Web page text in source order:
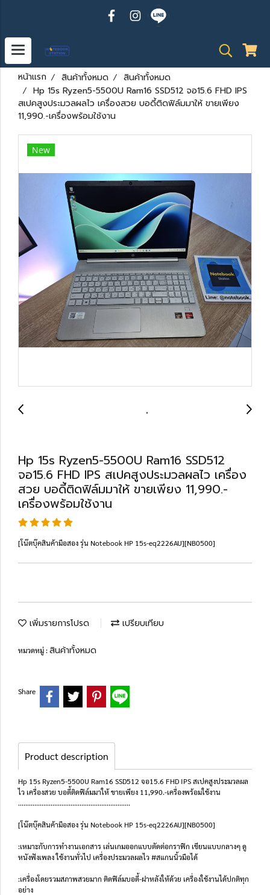
หน้าแรก สินค้าทั้งหมด
สินค้าทั้งหมด
Hp 15s Ryzen5-5500U Ram16 SSD512 จอ15.6 FHD IPS
สเปคสูงประมวลผลไว เครื่องสวย บอดี้ติดฟิล์มมาให้ ขายเพียง
11,990.-เครื่องพร้อมใช้งาน
New
Hp 15s Ryzen5-5500U Ram16 SSD512
จอ15.6 FHD IPS สเปคสูงประมวลผลไว เครื่อง
สวย บอดี้ติดฟิล์มมาให้ ขายเพียง 11,990.-
เครื่องพร้อมใช้งาน
[โน๊ตบุ๊คสินค้ามือสอง รุ่น Notebook HP 15s-eq2226AU][NB0500]
เพิ่มรายการโปรด เปรียบเทียบ
หมวดหมู่ :สินค้าทั้งหมด
Share
Product description
Hp 15s Ryzen5-5500U Ram16 SSD512 จอ15.6 FHD IPS สเปคสูงประมวลผล
ไว เครื่องสวย บอดี้ติดฟิล์มมาให้ ขายเพียง 11,990.-เครื่องพร้อมใช้งาน
..............................................................
[โน๊ตบุ๊คสินค้ามือสอง รุ่น Notebook HP 15s-eq2226AU][NB0500]
:เหมาะกับการทำงานเอกสาร เล่นเกมออกแบบตัดต่อกราฟิก เขียนแบบกลางๆ ดู
หนังฟังเพลง ใช้งานทั่วไป เครื่องประมวลผลไว #สแกนนิ้วมือได้
:เครื่องโดยรวมสภาพสวยมาก ติดฟิล์มบอดี้-ฝาหลังให้ด้วย เครื่องใช้งานได้ปกติทุก
อย่าง